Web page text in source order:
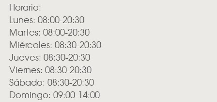
Horario:
Lunes: 08:00-20:30
Martes: 08:00-20:30
Miércoles: 08:30-20:30
Jueves: 08:30-20:30
Viernes: 08:30-20:30
Sábado: 08:30-20:30
Domingo: 09:00-14:00